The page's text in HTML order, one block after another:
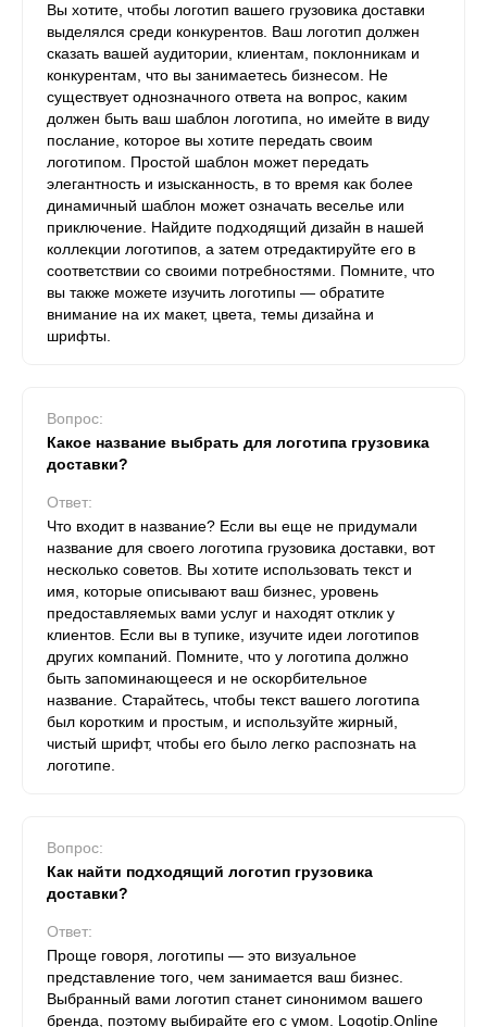
Вы хотите, чтобы логотип вашего грузовика доставки
выделялся среди конкурентов. Ваш логотип должен
сказать вашей аудитории, клиентам, поклонникам и
конкурентам, что вы занимаетесь бизнесом. Не
существует однозначного ответа на вопрос, каким
должен быть ваш шаблон логотипа, но имейте в виду
послание, которое вы хотите передать своим
логотипом. Простой шаблон может передать
элегантность и изысканность, в то время как более
динамичный шаблон может означать веселье или
приключение. Найдите подходящий дизайн в нашей
коллекции логотипов, а затем отредактируйте его в
соответствии со своими потребностями. Помните, что
вы также можете изучить логотипы — обратите
внимание на их макет, цвета, темы дизайна и
шрифты.
Вопрос:
Какое название выбрать для логотипа грузовика
доставки?
Ответ:
Что входит в название? Если вы еще не придумали
название для своего логотипа грузовика доставки, вот
несколько советов. Вы хотите использовать текст и
имя, которые описывают ваш бизнес, уровень
предоставляемых вами услуг и находят отклик у
клиентов. Если вы в тупике, изучите идеи логотипов
других компаний. Помните, что у логотипа должно
быть запоминающееся и не оскорбительное
название. Старайтесь, чтобы текст вашего логотипа
был коротким и простым, и используйте жирный,
чистый шрифт, чтобы его было легко распознать на
логотипе.
Вопрос:
Как найти подходящий логотип грузовика
доставки?
Ответ:
Проще говоря, логотипы — это визуальное
представление того, чем занимается ваш бизнес.
Выбранный вами логотип станет синонимом вашего
бренда, поэтому выбирайте его с умом. Logotip.Online